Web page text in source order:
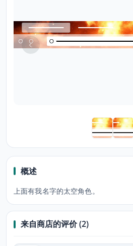
概述
上面有我名字的太空角色。
来自商店的评价 (2)